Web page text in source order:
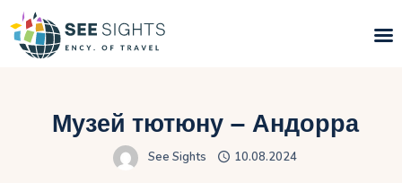
Гарячі тури
Музей тютюну – Андорра
See Sights 10.08.2024